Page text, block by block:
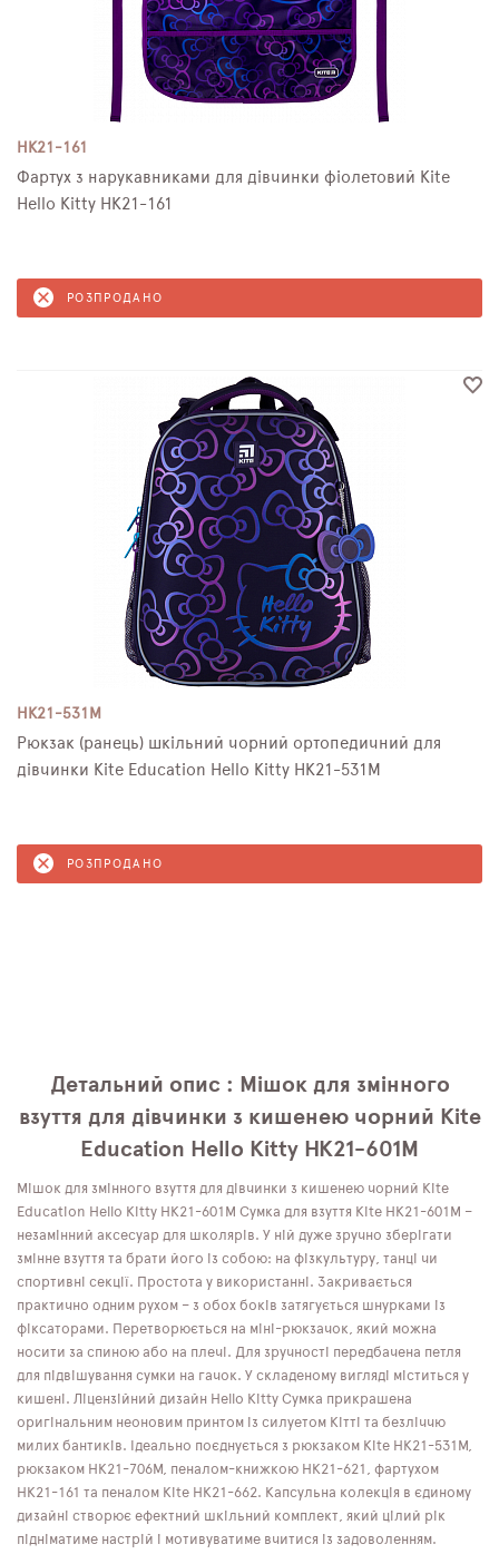
HK21-161
Фартух з нарукавниками для дівчинки фіолетовий Kite
Hello Kitty HK21-161
РОЗПРОДАНО
HK21-531M
Рюкзак (ранець) шкільний чорний ортопедичний для
дівчинки Kite Education Hello Kitty HK21-531M
РОЗПРОДАНО
Детальний опис : Мішок для змінного
взуття для дівчинки з кишенею чорний Kite
Education Hello Kitty HK21-601M
Мішок для змінного взуття для дівчинки з кишенею чорний Kite
Education Hello Kitty HK21-601M Сумка для взуття Kite HK21-601M –
незамінний аксесуар для школярів. У ній дуже зручно зберігати
змінне взуття та брати його із собою: на фізкультуру, танці чи
спортивні секції. Простота у використанні. Закривається
практично одним рухом – з обох боків затягується шнурками із
фіксаторами. Перетворюється на міні-рюкзачок, який можна
носити за спиною або на плечі. Для зручності передбачена петля
для підвішування сумки на гачок. У складеному вигляді міститься у
кишені. Ліцензійний дизайн Hello Kitty Сумка прикрашена
оригінальним неоновим принтом із силуетом Кітті та безліччю
милих бантиків. Ідеально поєднується з рюкзаком Kite HK21-531M,
рюкзаком HK21-706M, пеналом-книжкою HK21-621, фартухом
HK21-161 та пеналом Kite HK21-662. Капсульна колекція в єдиному
дизайні створює ефектний шкільний комплект, який цілий рік
підніматиме настрій і мотивуватиме вчитися із задоволенням.